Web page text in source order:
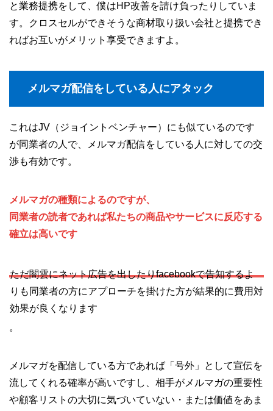
と業務提携をして、僕はHP改善を請け負ったりしていま
す。クロスセルができそうな商材取り扱い会社と提携でき
ればお互いがメリット享受できますよ。
メルマガ配信をしている人にアタック
これはJV（ジョイントベンチャー）にも似ているのです
が同業者の人で、メルマガ配信をしている人に対しての交
渉も有効です。
メルマガの種類によるのですが、
同業者の読者であれば私たちの商品やサービスに反応する
確立は高いです
ただ闇雲にネット広告を出したりfacebookで告知するよ
りも同業者の方にアプローチを掛けた方が結果的に費用対
効果が良くなります
。
メルマガを配信している方であれば「号外」として宣伝を
流してくれる確率が高いですし、相手がメルマガの重要性
や顧客リストの大切に気づいていない・または価値をあま